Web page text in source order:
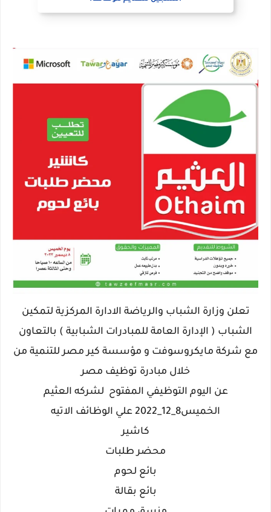
تعلن وزارة الشباب والرياضة الادارة المركزية لتمكين
الشباب ( الإدارة العامة للمبادرات الشبابية ) بالتعاون
مع شركة مايكروسوفت و مؤسسة كير مصر للتنمية من
خلال مبادرة توظيف مصر
عن اليوم التوظيفي المفتوح لشركه العثيم
الخميس8_12_2022 علي الوظائف الاتيه
كاشير
محضر طلبات
بائع لحوم
بائع بقالة